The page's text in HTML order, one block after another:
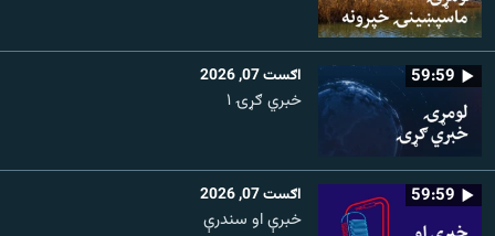
59:59 اګست 07, 2026
خبري ګړۍ ۱
59:59 اګست 07, 2026
خبرې او سندرې